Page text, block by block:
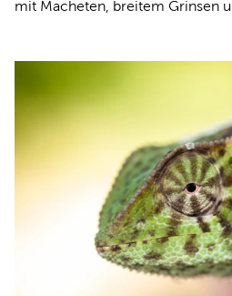
mit Macheten, breitem Grinsen